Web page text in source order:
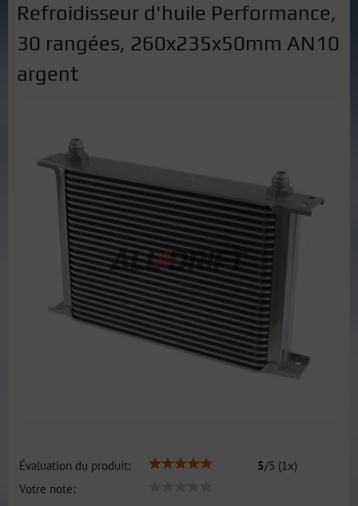
Refroidisseur d'huile Performance,
30 rangées, 260x235x50mm AN10
argent
Évaluation du produit: 5/5 (1x)
Votre note: